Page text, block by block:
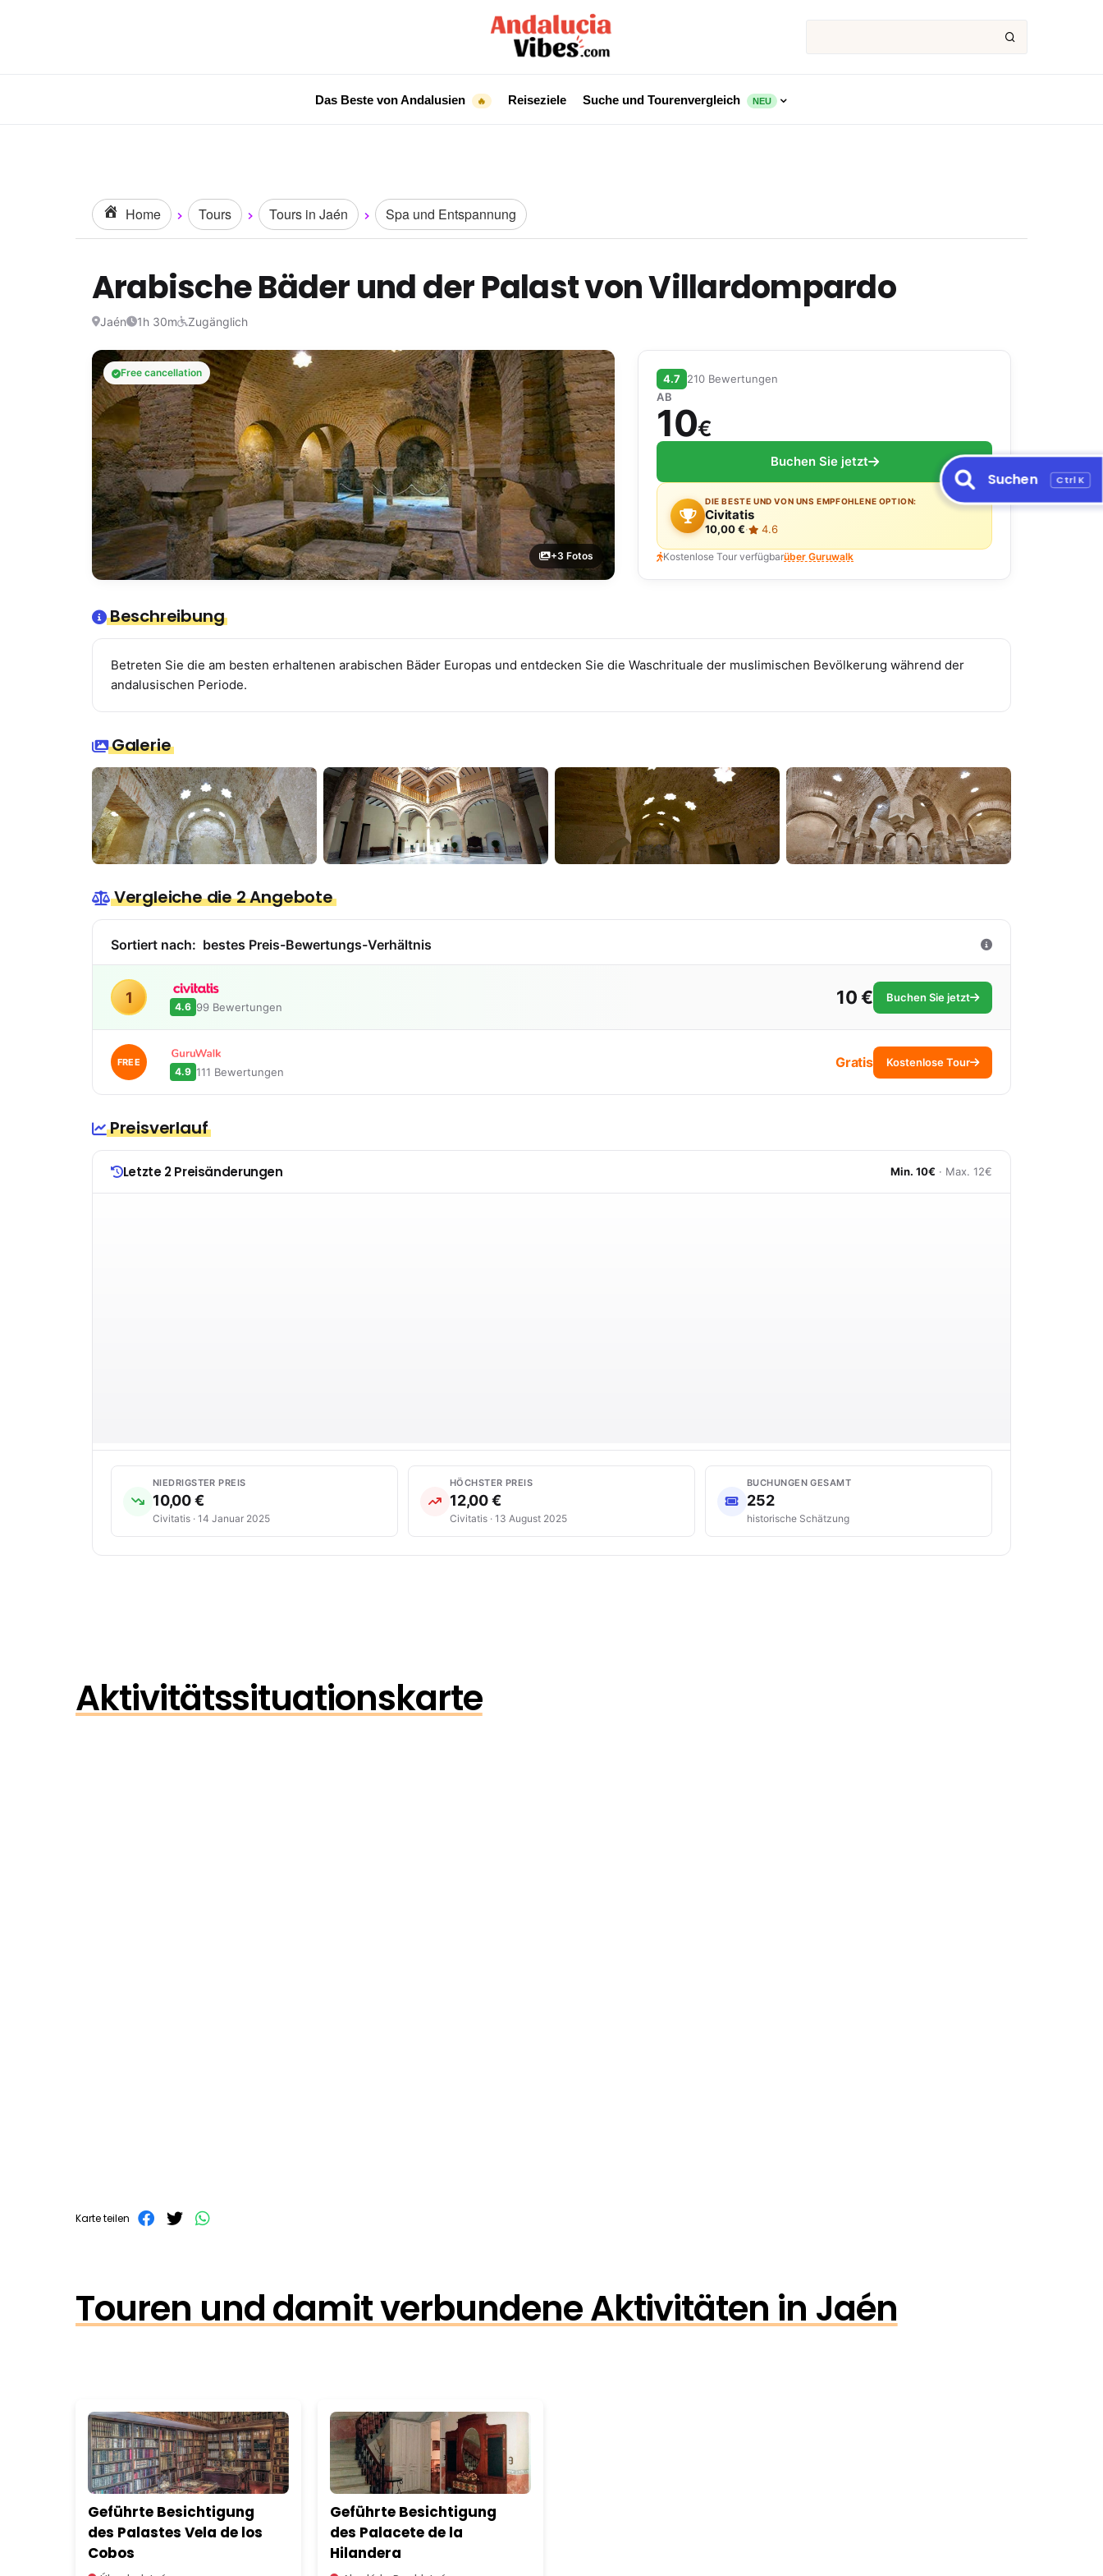
Das Beste von Andalusien 🔥 Reiseziele Suche und Tourenvergleich NEU
Home Tours Tours in Jaén Spa und Entspannung
Arabische Bäder und der Palast von Villardompardo
Jaén 1h 30m Zugänglich
Free cancellation
+3 Fotos
4.7 210 Bewertungen
AB
10€
Buchen Sie jetzt
DIE BESTE UND VON UNS EMPFOHLENE OPTION:
Civitatis
10,00 €· 4.6
Kostenlose Tour verfügbarüber Guruwalk
Beschreibung
Betreten Sie die am besten erhaltenen arabischen Bäder Europas und entdecken Sie die Waschrituale der muslimischen Bevölkerung während der
andalusischen Periode.
Galerie
Vergleiche die 2 Angebote
Sortiert nach: bestes Preis-Bewertungs-Verhältnis
1
4.6 99 Bewertungen 10 € Buchen Sie jetzt
FREE
4.9 111 Bewertungen
Gratis Kostenlose Tour
Preisverlauf
Letzte 2 Preisänderungen Min. 10€ · Max. 12€
NIEDRIGSTER PREIS
10,00 €
Civitatis · 14 Januar 2025
HÖCHSTER PREIS
12,00 €
Civitatis · 13 August 2025
BUCHUNGEN GESAMT
252
historische Schätzung
Aktivitätssituationskarte
Karte teilen
Touren und damit verbundene Aktivitäten in Jaén
Geführte Besichtigung
des Palastes Vela de los
Cobos
Geführte Besichtigung
des Palacete de la
Hilandera
Suchen Ctrl K